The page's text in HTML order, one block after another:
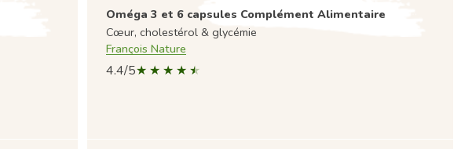
Oméga 3 et 6 capsules Complément Alimentaire
Cœur, cholestérol & glycémie
François Nature
4.4/5